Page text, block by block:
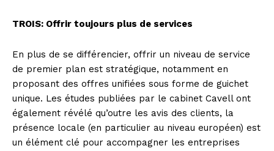
TROIS: Offrir toujours plus de services
En plus de se différencier, offrir un niveau de service
de premier plan est stratégique, notamment en
proposant des offres unifiées sous forme de guichet
unique. Les études publiées par le cabinet Cavell ont
également révélé qu’outre les avis des clients, la
présence locale (en particulier au niveau européen) est
un élément clé pour accompagner les entreprises